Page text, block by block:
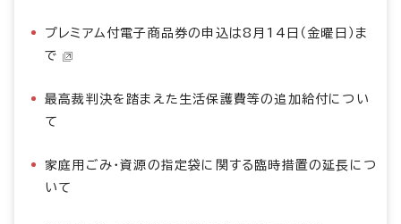
プレミアム付電子商品券の申込は8月14日（金曜日）ま
で
最高裁判決を踏まえた生活保護費等の追加給付につい
て
家庭用ごみ・資源の指定袋に関する臨時措置の延長につ
いて